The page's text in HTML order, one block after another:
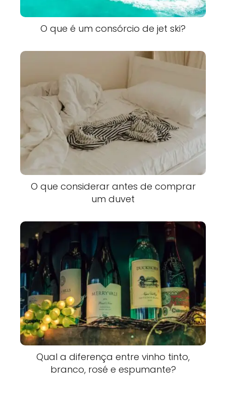
O que é um consórcio de jet ski?
O que considerar antes de comprar
um duvet
Qual a diferença entre vinho tinto,
branco, rosé e espumante?